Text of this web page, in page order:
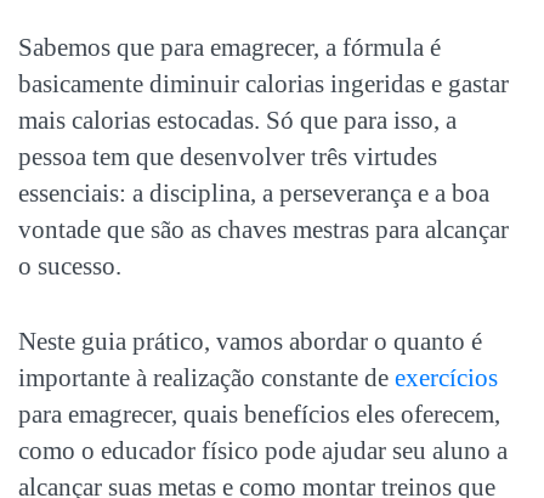
Sabemos que para emagrecer, a fórmula é
basicamente diminuir calorias ingeridas e gastar
mais calorias estocadas. Só que para isso, a
pessoa tem que desenvolver três virtudes
essenciais: a disciplina, a perseverança e a boa
vontade que são as chaves mestras para alcançar
o sucesso.
Neste guia prático, vamos abordar o quanto é
importante à realização constante de exercícios
para emagrecer, quais benefícios eles oferecem,
como o educador físico pode ajudar seu aluno a
alcançar suas metas e como montar treinos que